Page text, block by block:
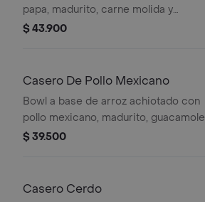
papa, madurito, carne molida y
guacamole.
$ 43.900
Casero De Pollo Mexicano
Bowl a base de arroz achiotado con
pollo mexicano, madurito, guacamole
y fríjoles negros. *Producto
$ 39.500
Casero Cerdo